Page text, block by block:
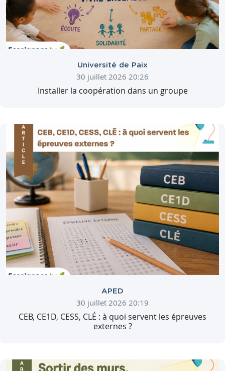
Université de Paix
30 juillet 2026 20:26
Installer la coopération dans un groupe
APED
30 juillet 2026 20:19
CEB, CE1D, CESS, CLÉ : à quoi servent les épreuves
externes ?